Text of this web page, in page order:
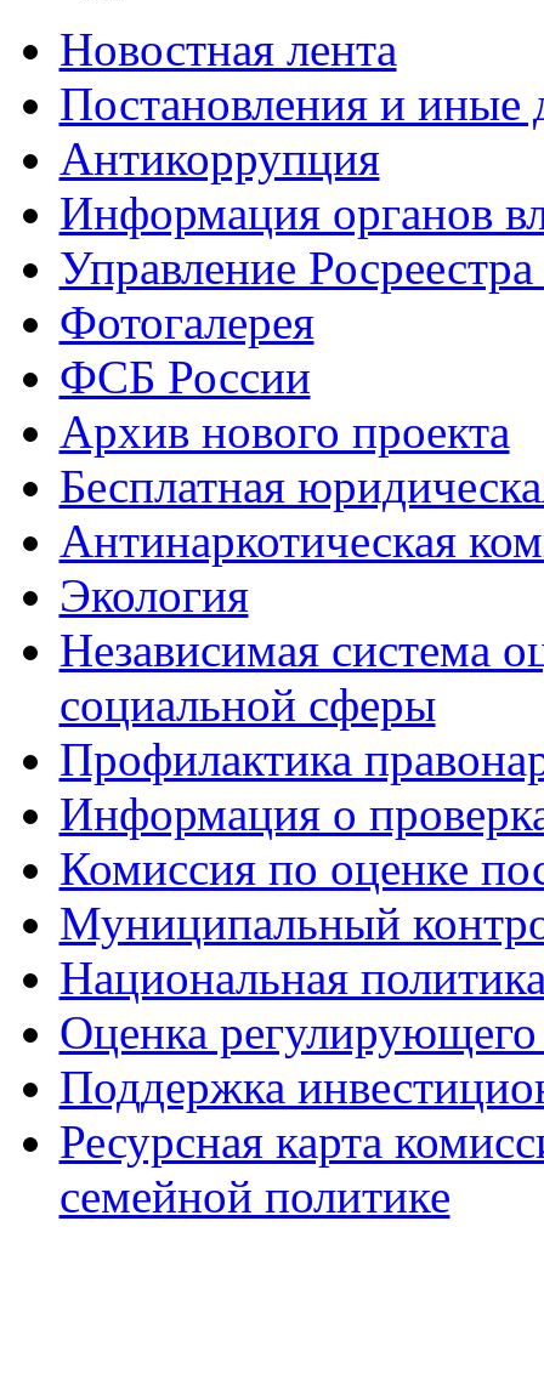
Новостная лента
Постановления и иные
Антикоррупция
Информация органов
Управление
Фотогалерея
ФСБ России
Архив нового проекта
Бесплатная
Антинаркотическая
Экология
Независимая система
социальной сферы
Профилактика
Информация о
Комиссия по оценке
Муниципальный
Национальная
Оценка регулирующего
Поддержка
Ресурсная карта
семейной политике